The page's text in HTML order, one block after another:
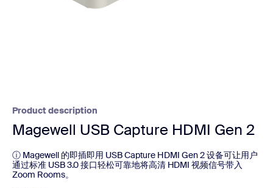
Product description
Magewell USB Capture HDMI Gen 2
ⓘ Magewell 的即插即用 USB Capture HDMI Gen 2 设备可让用户
通过标准 USB 3.0 接口轻松可靠地将高清 HDMI 视频信号带入
Zoom Rooms。